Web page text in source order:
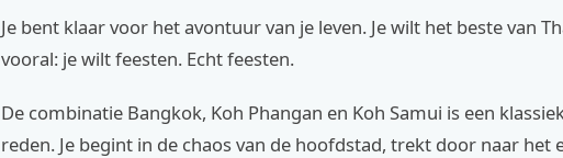
Je bent klaar voor het avontuur van je leven. Je wilt het beste van
vooral: je wilt feesten. Echt feesten.
De combinatie Bangkok, Koh Phangan en Koh Samui is een
reden. Je begint in de chaos van de hoofdstad, trekt door naar het